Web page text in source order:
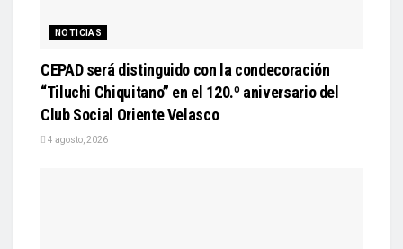
NOTICIAS
CEPAD será distinguido con la condecoración
“Tiluchi Chiquitano” en el 120.º aniversario del
Club Social Oriente Velasco
4 agosto, 2026